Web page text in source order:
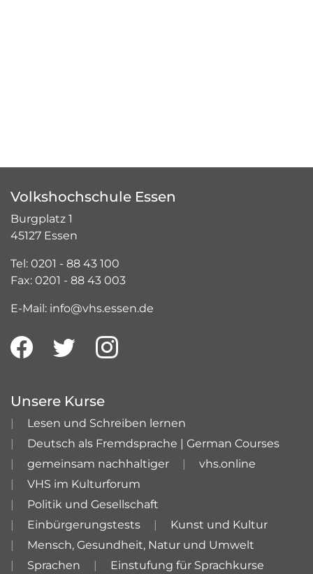
Volkshochschule Essen
Burgplatz 1
45127 Essen
Tel: 0201 - 88 43 100
Fax: 0201 - 88 43 003
E-Mail: info@vhs.essen.de
Unsere Kurse
Lesen und Schreiben lernen
Deutsch als Fremdsprache | German Courses
gemeinsam nachhaltiger
vhs.online
VHS im Kulturforum
Politik und Gesellschaft
Einbürgerungstests
Kunst und Kultur
Mensch, Gesundheit, Natur und Umwelt
Sprachen
Einstufung für Sprachkurse